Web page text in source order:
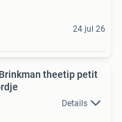
24 jul 26
theetip petit
Details